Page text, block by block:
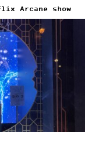
Arcane show